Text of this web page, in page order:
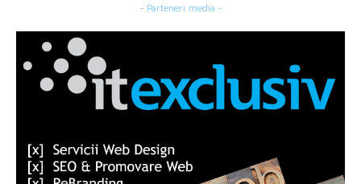
- Parteneri media -